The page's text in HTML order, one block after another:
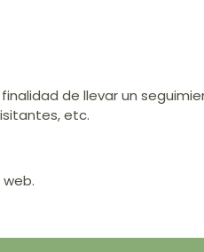
de llevar un
etc.